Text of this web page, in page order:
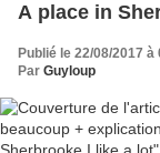
A place in
Publié le 22/08/2017 à
Par Guyloup